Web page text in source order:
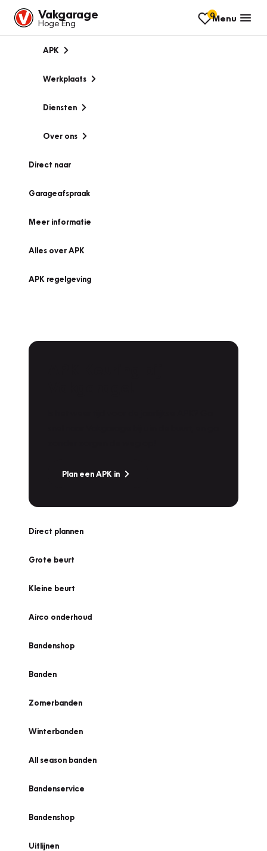
Vakgarage
Hoge Eng
0Menu
APK
Werkplaats
Diensten
Over ons
Direct naar
Garageafspraak
Meer informatie
Alles over APK
APK regelgeving
Plan een APK in
Direct plannen
Grote beurt
Kleine beurt
Airco onderhoud
Bandenshop
Banden
Zomerbanden
Winterbanden
All season banden
Bandenservice
Bandenshop
Uitlijnen